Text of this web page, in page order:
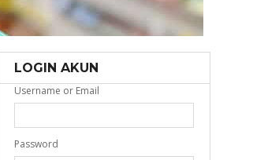
LOGIN AKUN
Username or Email
Password